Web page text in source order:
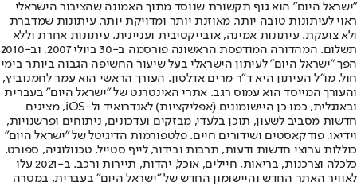
"ישראל היום" הוא גוף תקשורת שנוסד מתוך האמונה שהציבור הישראלי
ראוי לעיתונות טובה יותר, מאוזנת יותר ומדויקת יותר. עיתונות שמדברת
ולא צועקת. עיתונות אמינה, אובייקטיבית ועניינית. עיתונות אחרת וללא
תשלום. המהדורה המודפסת הראשונה פורסמה ב-30 ביולי 2007, וב-2010
הפך "ישראל היום" לעיתון הישראלי בעל שיעור החשיפה הגבוה ביותר בימי
חול. מו"ל העיתון היא ד"ר מרים אדלסון. העורך הראשי הוא עמר לחמנוביץ,
והעורך המייסד הוא עמוס רגב. אתרי האינטרנט של "ישראל היום" בעברית
ובאנגלית, כמו כן היישומונים (אפליקציות) לאנדרואיד ול-iOS, מציגים
חדשות מסביב לשעון, תוכן בלעדי, מבזקים ועדכונים, ניתוחים ופרשנויות,
וידיאו, פודקאסטים ושידורים חיים. פלטפורמות הדיגיטל של "ישראל היום"
כוללות ערוצי חדשות ודעות, תרבות ובידור, לייף סטייל, טכנולוגיה, ספורט,
כלכלה וצרכנות, בריאות, חיילים, אוכל, יהדות, תיירות ורכב. ב-2021 עלו
לאוויר האתר החדש והיישומון החדש של "ישראל היום" בעברית, במטרה